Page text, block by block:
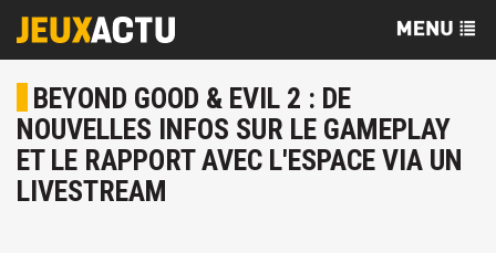
BEYOND GOOD & EVIL 2 : DE
NOUVELLES INFOS SUR LE GAMEPLAY
ET LE RAPPORT AVEC L'ESPACE VIA UN
LIVESTREAM